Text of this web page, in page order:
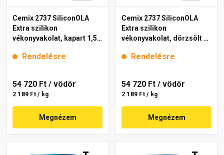
Cemix 2737 SiliconOLA
Extra szilikon
vékonyvakolat, kapart 1,5
Rendelésre
54 720 Ft / vödör
2 189 Ft / kg
Megnézem
Cemix 2737 SiliconOLA
Extra szilikon
vékonyvakolat, dörzsölt 2
Rendelésre
54 720 Ft / vödör
2 189 Ft / kg
Megnézem